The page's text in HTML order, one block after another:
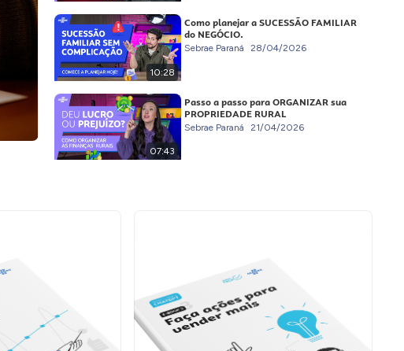
10:28
Como planejar a SUCESSÃO FAMILIAR
do NEGÓCIO.
Sebrae Paraná 28/04/2026
07:43
Passo a passo para ORGANIZAR sua
PROPRIEDADE RURAL
Sebrae Paraná 21/04/2026